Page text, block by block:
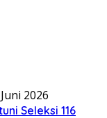
2026
Seleksi 116